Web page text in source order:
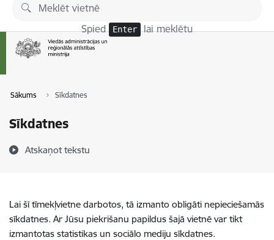
Pāriet uz lapas saturu
Spied Enter lai meklētu
Sākums Sīkdatnes
Sīkdatnes
Atskaņot tekstu
Lai šī tīmekļvietne darbotos, tā izmanto obligāti nepieciešamās
sīkdatnes. Ar Jūsu piekrišanu papildus šajā vietnē var tikt
izmantotas statistikas un sociālo mediju sīkdatnes.